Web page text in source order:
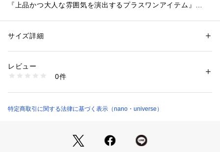
『上品かつ大人な雰囲気を演出するプラスワンアイテム』
三者混の生地を使用しています。
fratelli luigi(フラテッリ ルイージ)
ーニは、多くのメゾンブランドで経験を重ね、素材開発・デザ
の高いコレクションを生み出しています。
性別：メンズ
素材：コットン 50% 麻 35% シルク 15%
洗濯：洗濯× 漂白× アイロン110℃ ドライ弱い タンブル乾燥× ウェット×
※詳しい洗濯方法については、商品の品質表示タグをご覧ください
6702244068 （ショップ）
サイズ詳細
レビュー
0件
特定商取引に関する法律に基づく表示（nano・universe）